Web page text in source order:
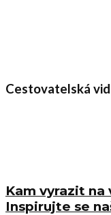
Cestovatelská
Kam vyrazit
Inspirujte se